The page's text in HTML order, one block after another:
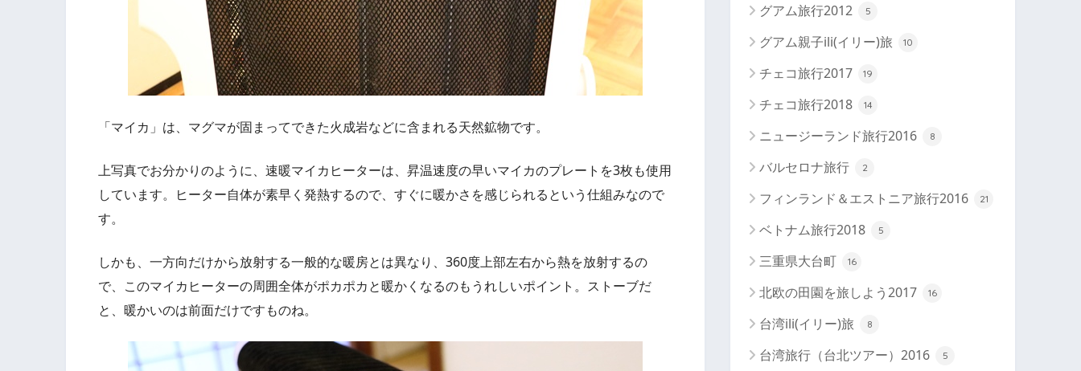
「マイカ」は、マグマが固まってできた火成岩などに含まれる天然鉱物です。
上写真でお分かりのように、速暖マイカヒーターは、昇温速度の早いマイカのプレートを3枚も使用
しています。ヒーター自体が素早く発熱するので、すぐに暖かさを感じられるという仕組みなので
す。
しかも、一方向だけから放射する一般的な暖房とは異なり、360度上部左右から熱を放射するの
で、このマイカヒーターの周囲全体がポカポカと暖かくなるのもうれしいポイント。ストーブだ
と、暖かいのは前面だけですものね。
グアム旅行2012 5
グアム親子ili(イリー)旅 10
チェコ旅行2017 19
チェコ旅行2018 14
ニュージーランド旅行2016 8
バルセロナ旅行 2
フィンランド＆エストニア旅行2016 21
ベトナム旅行2018 5
三重県大台町 16
北欧の田園を旅しよう2017 16
台湾ili(イリー)旅 8
台湾旅行（台北ツアー）2016 5